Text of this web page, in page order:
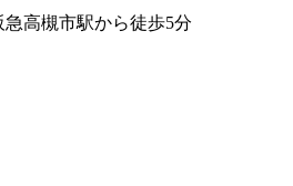
高槻市駅から徒歩5分